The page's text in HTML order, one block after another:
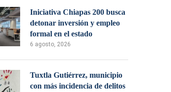
Iniciativa Chiapas 200 busca
detonar inversión y empleo
formal en el estado
6 agosto, 2026
Tuxtla Gutiérrez, municipio
con más incidencia de delitos